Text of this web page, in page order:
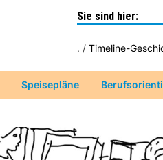
Sie sind hier:
. / Timeline-
Speisepläne